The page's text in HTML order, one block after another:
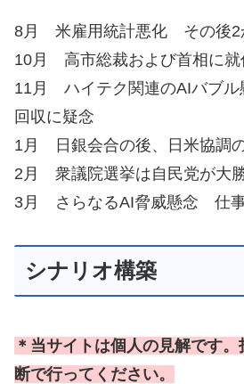
8月 米雇用統計悪化 その後2
10月 高市総裁および首相に就
11月 ハイテク関連のAIバブ
回収に疑念
1月 日銀会合の後、日米協調
2月 衆議院選挙は自民党が大
3月 さらなるAI脅威懸念 仕事
シナリオ構築
＊当サイトは個人の見解です
断で行ってください。